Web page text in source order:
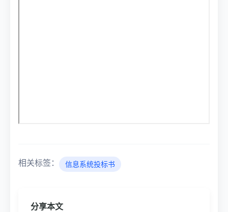
相关标签： 信息系统投标书
分享本文